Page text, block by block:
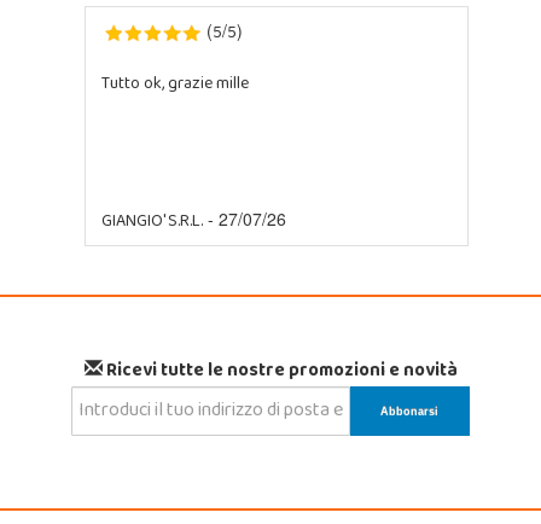
(5/5)
Tutto ok, grazie mille
GIANGIO' S.R.L.- 27/07/26
Ricevi tutte le nostre promozioni e novità